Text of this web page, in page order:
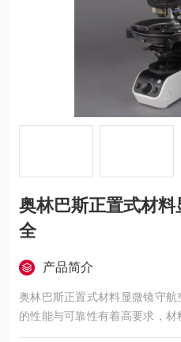
奥林巴斯正置式材
全
产品简介
奥林巴斯正置式材料显微镜守
的性能与可靠性有着高要求，材
飞行器的飞行安全。奥林巴斯